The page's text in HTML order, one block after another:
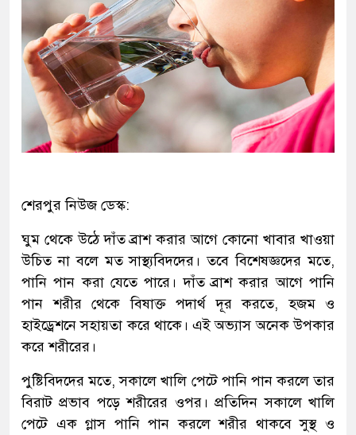
শেরপুর নিউজ ডেস্ক:
ঘুম থেকে উঠে দাঁত ব্রাশ করার আগে কোনো খাবার খাওয়া
উচিত না বলে মত সাস্থ্যবিদদের। তবে বিশেষজ্ঞদের মতে,
পানি পান করা যেতে পারে। দাঁত ব্রাশ করার আগে পানি
পান শরীর থেকে বিষাক্ত পদার্থ দূর করতে, হজম ও
হাইড্রেশনে সহায়তা করে থাকে। এই অভ্যাস অনেক উপকার
করে শরীরের।
পুষ্টিবিদদের মতে, সকালে খালি পেটে পানি পান করলে তার
বিরাট প্রভাব পড়ে শরীরের ওপর। প্রতিদিন সকালে খালি
পেটে এক গ্লাস পানি পান করলে শরীর থাকবে সুস্থ ও